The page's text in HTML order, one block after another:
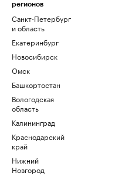
регионов
Санкт-Петербург
и область
Екатеринбург
Новосибирск
Омск
Башкортостан
Вологодская
область
Калининград
Краснодарский
край
Нижний
Новгород